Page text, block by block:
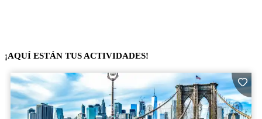
¡AQUÍ ESTÁN TUS ACTIVIDADES!